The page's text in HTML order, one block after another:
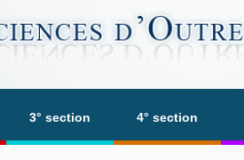
3° section 4° section